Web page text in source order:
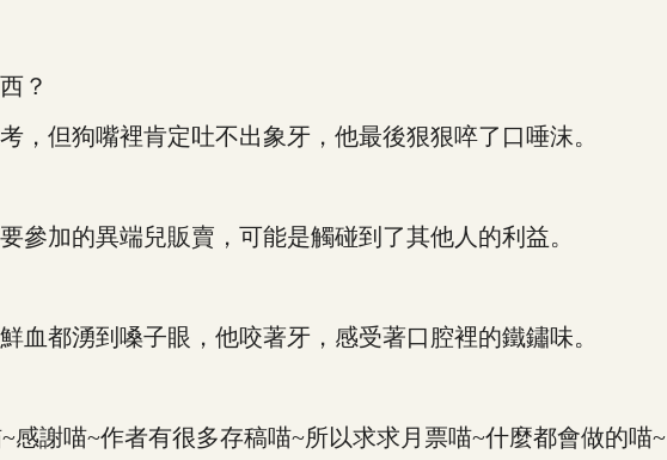
？
但狗嘴裡肯定吐不出象牙，他最後狠狠啐了口唾沫。
加的異端兒販賣，可能是觸碰到了其他人的利益。
都湧到嗓子眼，他咬著牙，感受著口腔裡的鐵鏽味。
謝喵~作者有很多存稿喵~所以求求月票喵~什麼都會做的喵~